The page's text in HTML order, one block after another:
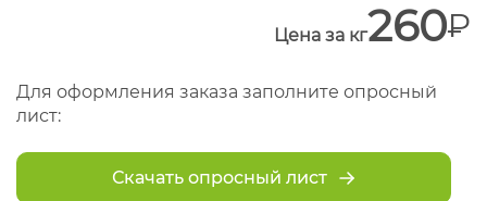
Цена за кг260
Для оформления заказа заполните опросный
лист:
Скачать опросный лист